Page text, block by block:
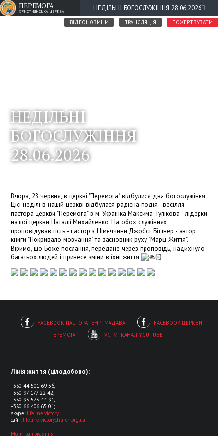
ПЕРЕМОГА
ХРИСТИЯНСЬКА ЦЕРКВА НЕДІЛЬНІ БОГОСЛУЖІННЯ 28.06.2026
ВІДЕОНОВИНИ ТРАНСЛЯЦІЯ ПОЖЕРТВУВАТИ
НЕДІЛЬНІ
БОГОСЛУЖІННЯ
28.06.2026
Вчора, 28 червня, в церкві "Перемога" відбулися два богослужіння.
Цієї неділі в нашій церкві відбулася радісна подія - весілля
пастора церкви "Перемога" в м. Українка Максима Тупікова і лідерки
нашої церкви Наталії Михайленко. На обох служіннях
проповідував гість - пастор з Німеччини Джобст Біттнер - автор
книги "Покривало мовчання" та засновник руху "Марш Життя".
Віримо, що Боже послання, передане через проповідь, надихнуло
багатьох людей і принесе зміни в їхні життя
FACEBOOK ПАСТОРА ГЕНРІ МАДАВА
FACEBOOK ЦЕРКВИ
ПЕРЕМОГА
VCTV - КАНАЛ YOUTUBE
Лінія життя (цілодобово):
+380 44 501 69 36,
+380 97 177 22 42,
+380 93 573 44 91,
+380 66 406 65 01;
skype: lifeline.victory
сайт: lifeline.victorychurch.org.ua
Молитва покаяння